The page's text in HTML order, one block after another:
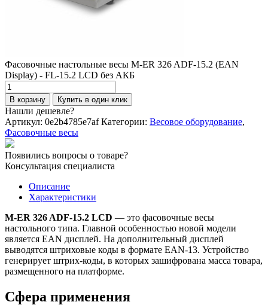
Фасовочные настольные весы M-ER 326 ADF-15.2 (EAN
Display) - FL-15.2 LCD без АКБ
Количество
товара
Фасовочные
настольные
весы
M-
ER
326
ADF-
Display)
-
FL-
15.2
LCD
без
АКБ
В корзину Купить в один клик
Нашли дешевле?
Артикул: 0e2b4785e7af Категории: Весовое оборудование,
Фасовочные весы
Появились вопросы о товаре?
Консультация специалиста
Описание
Характеристики
M-ER 326 ADF-15.2 LCD — это фасовочные весы
настольного типа. Главной особенностью новой модели
является EAN дисплей. На дополнительный дисплей
выводятся штриховые коды в формате EAN-13. Устройство
генерирует штрих-коды, в которых зашифрована масса товара,
размещенного на платформе.
Сфера применения